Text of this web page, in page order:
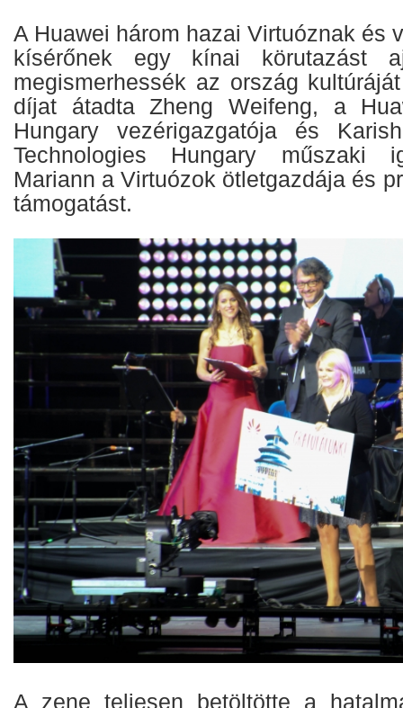
A Huawei három hazai Virtuóznak és
kísérőnek egy kínai körutazást
megismerhessék az ország
díjat átadta Zheng Weifeng, a
Hungary vezérigazgatója és
Technologies Hungary műszaki
Mariann a Virtuózok ötletgazdája és
támogatást.
A zene teljesen betöltötte a